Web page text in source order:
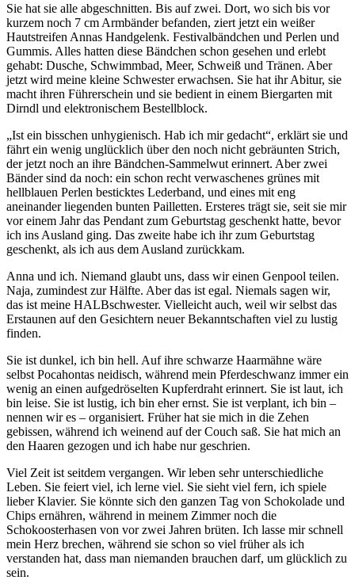
Sie hat sie alle abgeschnitten. Bis auf zwei. Dort, wo sich bis vor
kurzem noch 7 cm Armbänder befanden, ziert jetzt ein weißer
Hautstreifen Annas Handgelenk. Festivalbändchen und Perlen und
Gummis. Alles hatten diese Bändchen schon gesehen und erlebt
gehabt: Dusche, Schwimmbad, Meer, Schweiß und Tränen. Aber
jetzt wird meine kleine Schwester erwachsen. Sie hat ihr Abitur, sie
macht ihren Führerschein und sie bedient in einem Biergarten mit
Dirndl und elektronischem Bestellblock.
„Ist ein bisschen unhygienisch. Hab ich mir gedacht“, erklärt sie und
fährt ein wenig unglücklich über den noch nicht gebräunten Strich,
der jetzt noch an ihre Bändchen-Sammelwut erinnert. Aber zwei
Bänder sind da noch: ein schon recht verwaschenes grünes mit
hellblauen Perlen besticktes Lederband, und eines mit eng
aneinander liegenden bunten Pailletten. Ersteres trägt sie, seit sie mir
vor einem Jahr das Pendant zum Geburtstag geschenkt hatte, bevor
ich ins Ausland ging. Das zweite habe ich ihr zum Geburtstag
geschenkt, als ich aus dem Ausland zurückkam.
Anna und ich. Niemand glaubt uns, dass wir einen Genpool teilen.
Naja, zumindest zur Hälfte. Aber das ist egal. Niemals sagen wir,
das ist meine HALBschwester. Vielleicht auch, weil wir selbst das
Erstaunen auf den Gesichtern neuer Bekanntschaften viel zu lustig
finden.
Sie ist dunkel, ich bin hell. Auf ihre schwarze Haarmähne wäre
selbst Pocahontas neidisch, während mein Pferdeschwanz immer ein
wenig an einen aufgedröselten Kupferdraht erinnert. Sie ist laut, ich
bin leise. Sie ist lustig, ich bin eher ernst. Sie ist verplant, ich bin –
nennen wir es – organisiert. Früher hat sie mich in die Zehen
gebissen, während ich weinend auf der Couch saß. Sie hat mich an
den Haaren gezogen und ich habe nur geschrien.
Viel Zeit ist seitdem vergangen. Wir leben sehr unterschiedliche
Leben. Sie feiert viel, ich lerne viel. Sie sieht viel fern, ich spiele
lieber Klavier. Sie könnte sich den ganzen Tag von Schokolade und
Chips ernähren, während in meinem Zimmer noch die
Schokoosterhasen von vor zwei Jahren brüten. Ich lasse mir schnell
mein Herz brechen, während sie schon so viel früher als ich
verstanden hat, dass man niemanden brauchen darf, um glücklich zu
sein.